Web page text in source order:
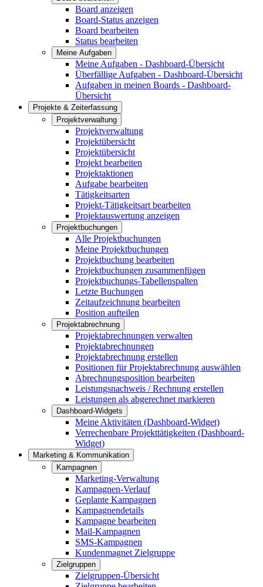
Board anzeigen
Board-Status anzeigen
Board bearbeiten
Status bearbeiten
Meine Aufgaben
Meine Aufgaben - Dashboard-Übersicht
Überfällige Aufgaben - Dashboard-Übersicht
Aufgaben in meinen Boards - Dashboard-
Übersicht
Projekte & Zeiterfassung
Projektverwaltung
Projektverwaltung
Projektübersicht
Projektübersicht
Projekt bearbeiten
Projektaktionen
Aufgabe bearbeiten
Tätigkeitsarten
Projekt-Tätigkeitsart bearbeiten
Projektauswertung anzeigen
Projektbuchungen
Alle Projektbuchungen
Meine Projektbuchungen
Projektbuchung bearbeiten
Projektbuchungen zusammenfügen
Projektbuchungs-Tabellenspalten
Letzte Buchungen
Zeitaufzeichnung bearbeiten
Position aufteilen
Projektabrechnung
Projektabrechnungen verwalten
Projektabrechnungen
Projektabrechnung erstellen
Positionen für Projektabrechnung auswählen
Abrechnungsposition bearbeiten
Leistungsnachweis / Rechnung erstellen
Leistungen als abgerechnet markieren
Dashboard-Widgets
Meine Aktivitäten (Dashboard-Widget)
Verrechenbare Projekttätigkeiten (Dashboard-
Widget)
Marketing & Kommunikation
Kampagnen
Marketing-Verwaltung
Kampagnen-Verlauf
Geplante Kampagnen
Kampagnendetails
Kampagne bearbeiten
Mail-Kampagnen
SMS-Kampagnen
Kundenmagnet Zielgruppe
Zielgruppen
Zielgruppen-Übersicht